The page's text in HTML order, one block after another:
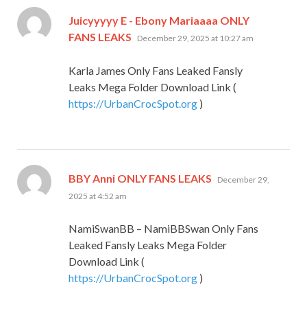
Juicyyyyy E - Ebony Mariaaaa ONLY
FANS LEAKS says:
December 29, 2025 at 10:27 am
Karla James Only Fans Leaked Fansly
Leaks Mega Folder Download Link (
https://UrbanCrocSpot.org )
BBY Anni ONLY FANS LEAKS says:
December 29,
2025 at 4:52 am
NamiSwanBB – NamiBBSwan Only Fans
Leaked Fansly Leaks Mega Folder
Download Link (
https://UrbanCrocSpot.org )